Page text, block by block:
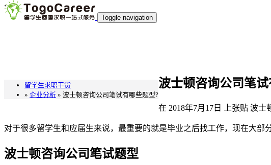
`
Toggle navigation
留学生求职干货
» 企业分析 » 波士顿咨询公司笔试有哪些题型?
波士顿咨询公司笔
在 2018年7月17日 上张贴 波士
对于很多留学生和应届生来说，最重要的就是毕业之后找工作，现在大部
波士顿咨询公司笔试题型